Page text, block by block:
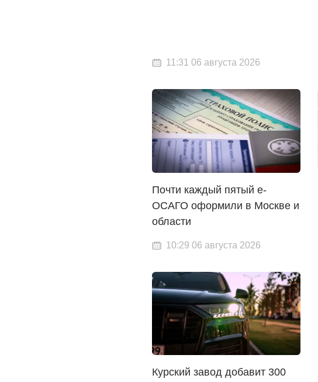
11:31 06 августа 2026
Почти каждый пятый е-
ОСАГО оформили в Москве и
области
10:29 06 августа 2026
Курский завод добавит 300